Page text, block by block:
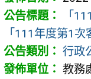
「
「111年度第1
行政
教務